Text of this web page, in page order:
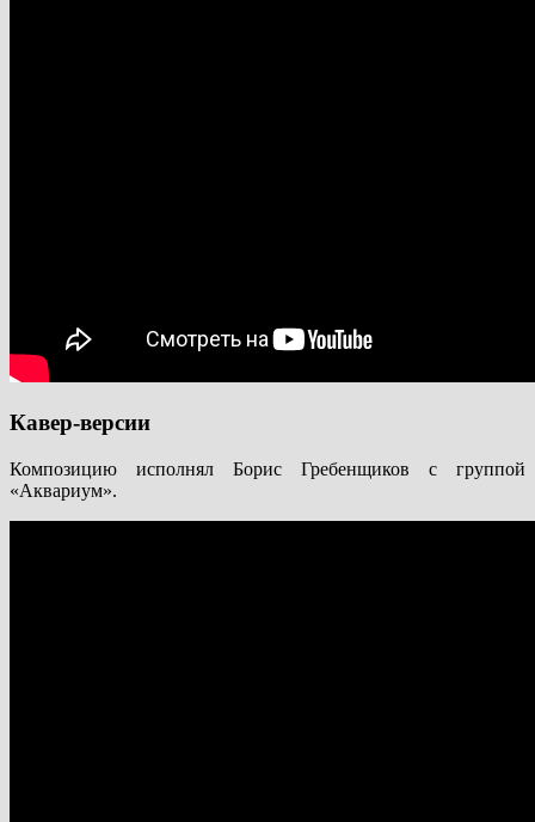
Кавер-версии
Композицию исполнял Борис Гребенщиков с группой
«Аквариум».